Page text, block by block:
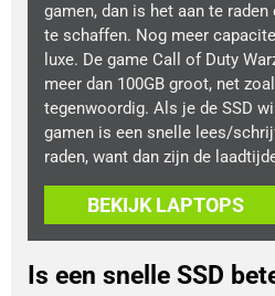
gamen, dan is het aan te
te schaffen. Nog meer
luxe. De game Call of Duty
meer dan 100GB groot, net
tegenwoordig. Als je de SSD
gamen is een snelle lees/
raden, want dan zijn de
BEKIJK LAPTOPS
Is een snelle SSD